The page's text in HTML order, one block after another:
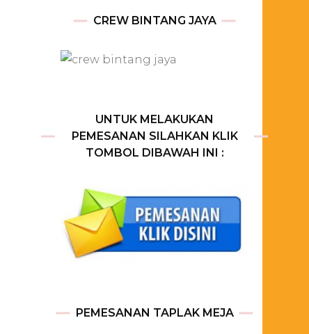
CREW BINTANG JAYA
UNTUK MELAKUKAN
PEMESANAN SILAHKAN KLIK
TOMBOL DIBAWAH INI :
PEMESANAN TAPLAK MEJA